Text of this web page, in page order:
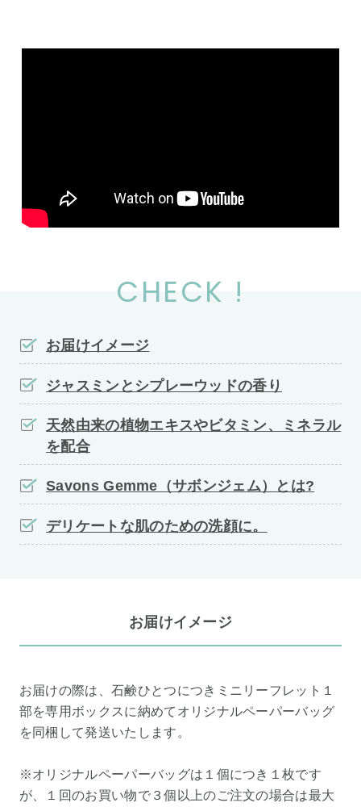
CHECK !
お届けイメージ
ジャスミンとシプレーウッドの香り
天然由来の植物エキスやビタミン、ミネラル
を配合
Savons Gemme（サボンジェム）とは?
デリケートな肌のための洗顔に。
お届けイメージ
お届けの際は、石鹸ひとつにつきミニリーフレット１
部を専用ボックスに納めてオリジナルペーパーバッグ
を同梱して発送いたします。
※オリジナルペーパーバッグは１個につき１枚です
が、１回のお買い物で３個以上のご注文の場合は最大